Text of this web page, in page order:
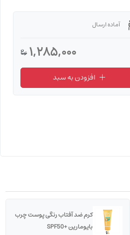
آماده ارسال
1,285,000
افزودن به سبد
کرم ضد آفتاب رنگی پوست چرب
بایومارین +SPF50